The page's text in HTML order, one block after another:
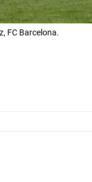
FC Barcelona.